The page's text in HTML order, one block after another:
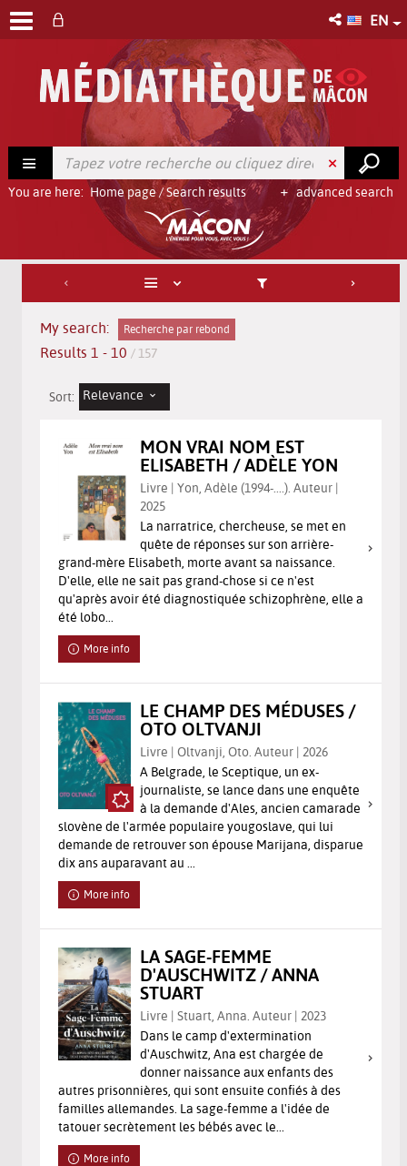
EN
advanced search
You are here: Home page/Search results
My search: Recherche par rebond
Results 1 - 10 / 157
Sort: Relevance
MON VRAI NOM EST
ELISABETH / ADÈLE YON
Livre | Yon, Adèle (1994-....). Auteur |
2025
La narratrice, chercheuse, se met en
quête de réponses sur son arrière-
grand-mère Elisabeth, morte avant sa naissance.
D'elle, elle ne sait pas grand-chose si ce n'est
qu'après avoir été diagnostiquée schizophrène, elle a
été lobo...
More info
LE CHAMP DES MÉDUSES /
OTO OLTVANJI
Livre | Oltvanji, Oto. Auteur | 2026
A Belgrade, le Sceptique, un ex-
journaliste, se lance dans une enquête
à la demande d'Ales, ancien camarade
slovène de l'armée populaire yougoslave, qui lui
demande de retrouver son épouse Marijana, disparue
dix ans auparavant au ...
More info
LA SAGE-FEMME
D'AUSCHWITZ / ANNA
STUART
Livre | Stuart, Anna. Auteur | 2023
Dans le camp d'extermination
d'Auschwitz, Ana est chargée de
donner naissance aux enfants des
autres prisonnières, qui sont ensuite confiés à des
familles allemandes. La sage-femme a l'idée de
tatouer secrètement les bébés avec le...
More info